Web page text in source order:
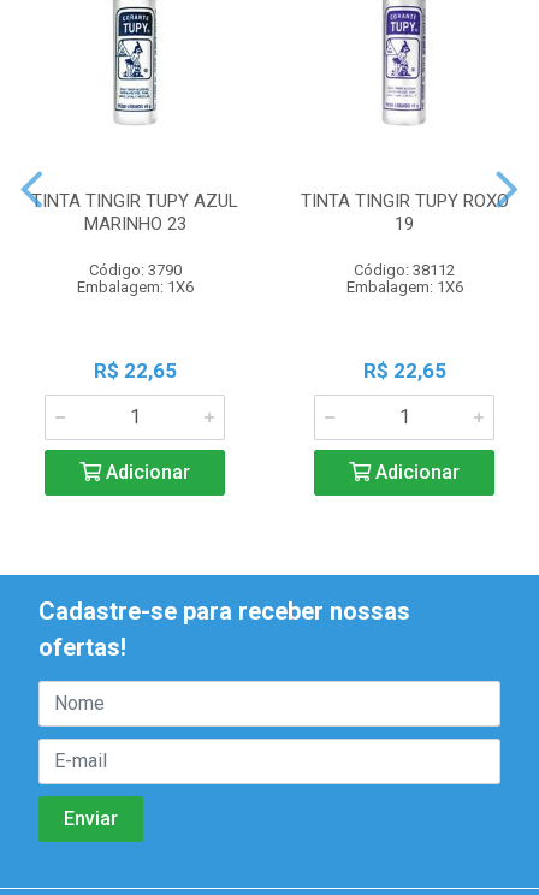
TINTA TINGIR TUPY AZUL
MARINHO 23
Código: 3790
Embalagem: 1X6
R$ 22,65
Adicionar
TINTA TINGIR TUPY ROXO
19
Código: 38112
Embalagem: 1X6
R$ 22,65
Adicionar
Cadastre-se para receber nossas
ofertas!